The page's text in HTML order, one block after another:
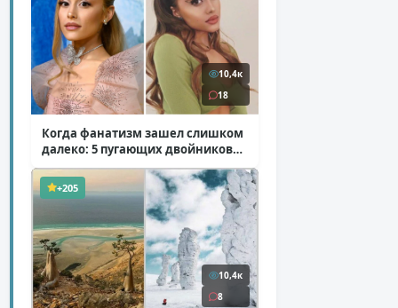
10,4к
18
Когда фанатизм зашел слишком
далеко: 5 пугающих двойников
звезд( 10 фото )
+205
10,4к
8